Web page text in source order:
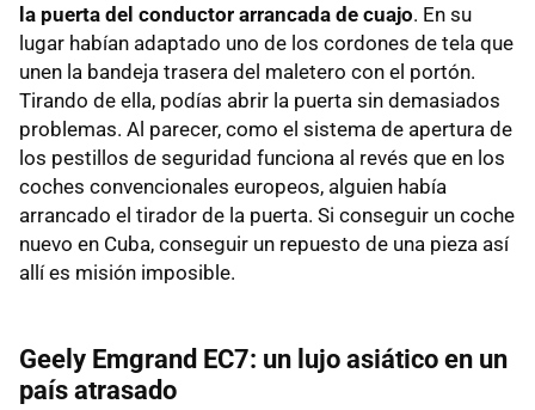
la puerta del conductor arrancada de cuajo. En su
lugar habían adaptado uno de los cordones de tela que
unen la bandeja trasera del maletero con el portón.
Tirando de ella, podías abrir la puerta sin demasiados
problemas. Al parecer, como el sistema de apertura de
los pestillos de seguridad funciona al revés que en los
coches convencionales europeos, alguien había
arrancado el tirador de la puerta. Si conseguir un coche
nuevo en Cuba, conseguir un repuesto de una pieza así
allí es misión imposible.
Geely Emgrand EC7: un lujo asiático en un
país atrasado